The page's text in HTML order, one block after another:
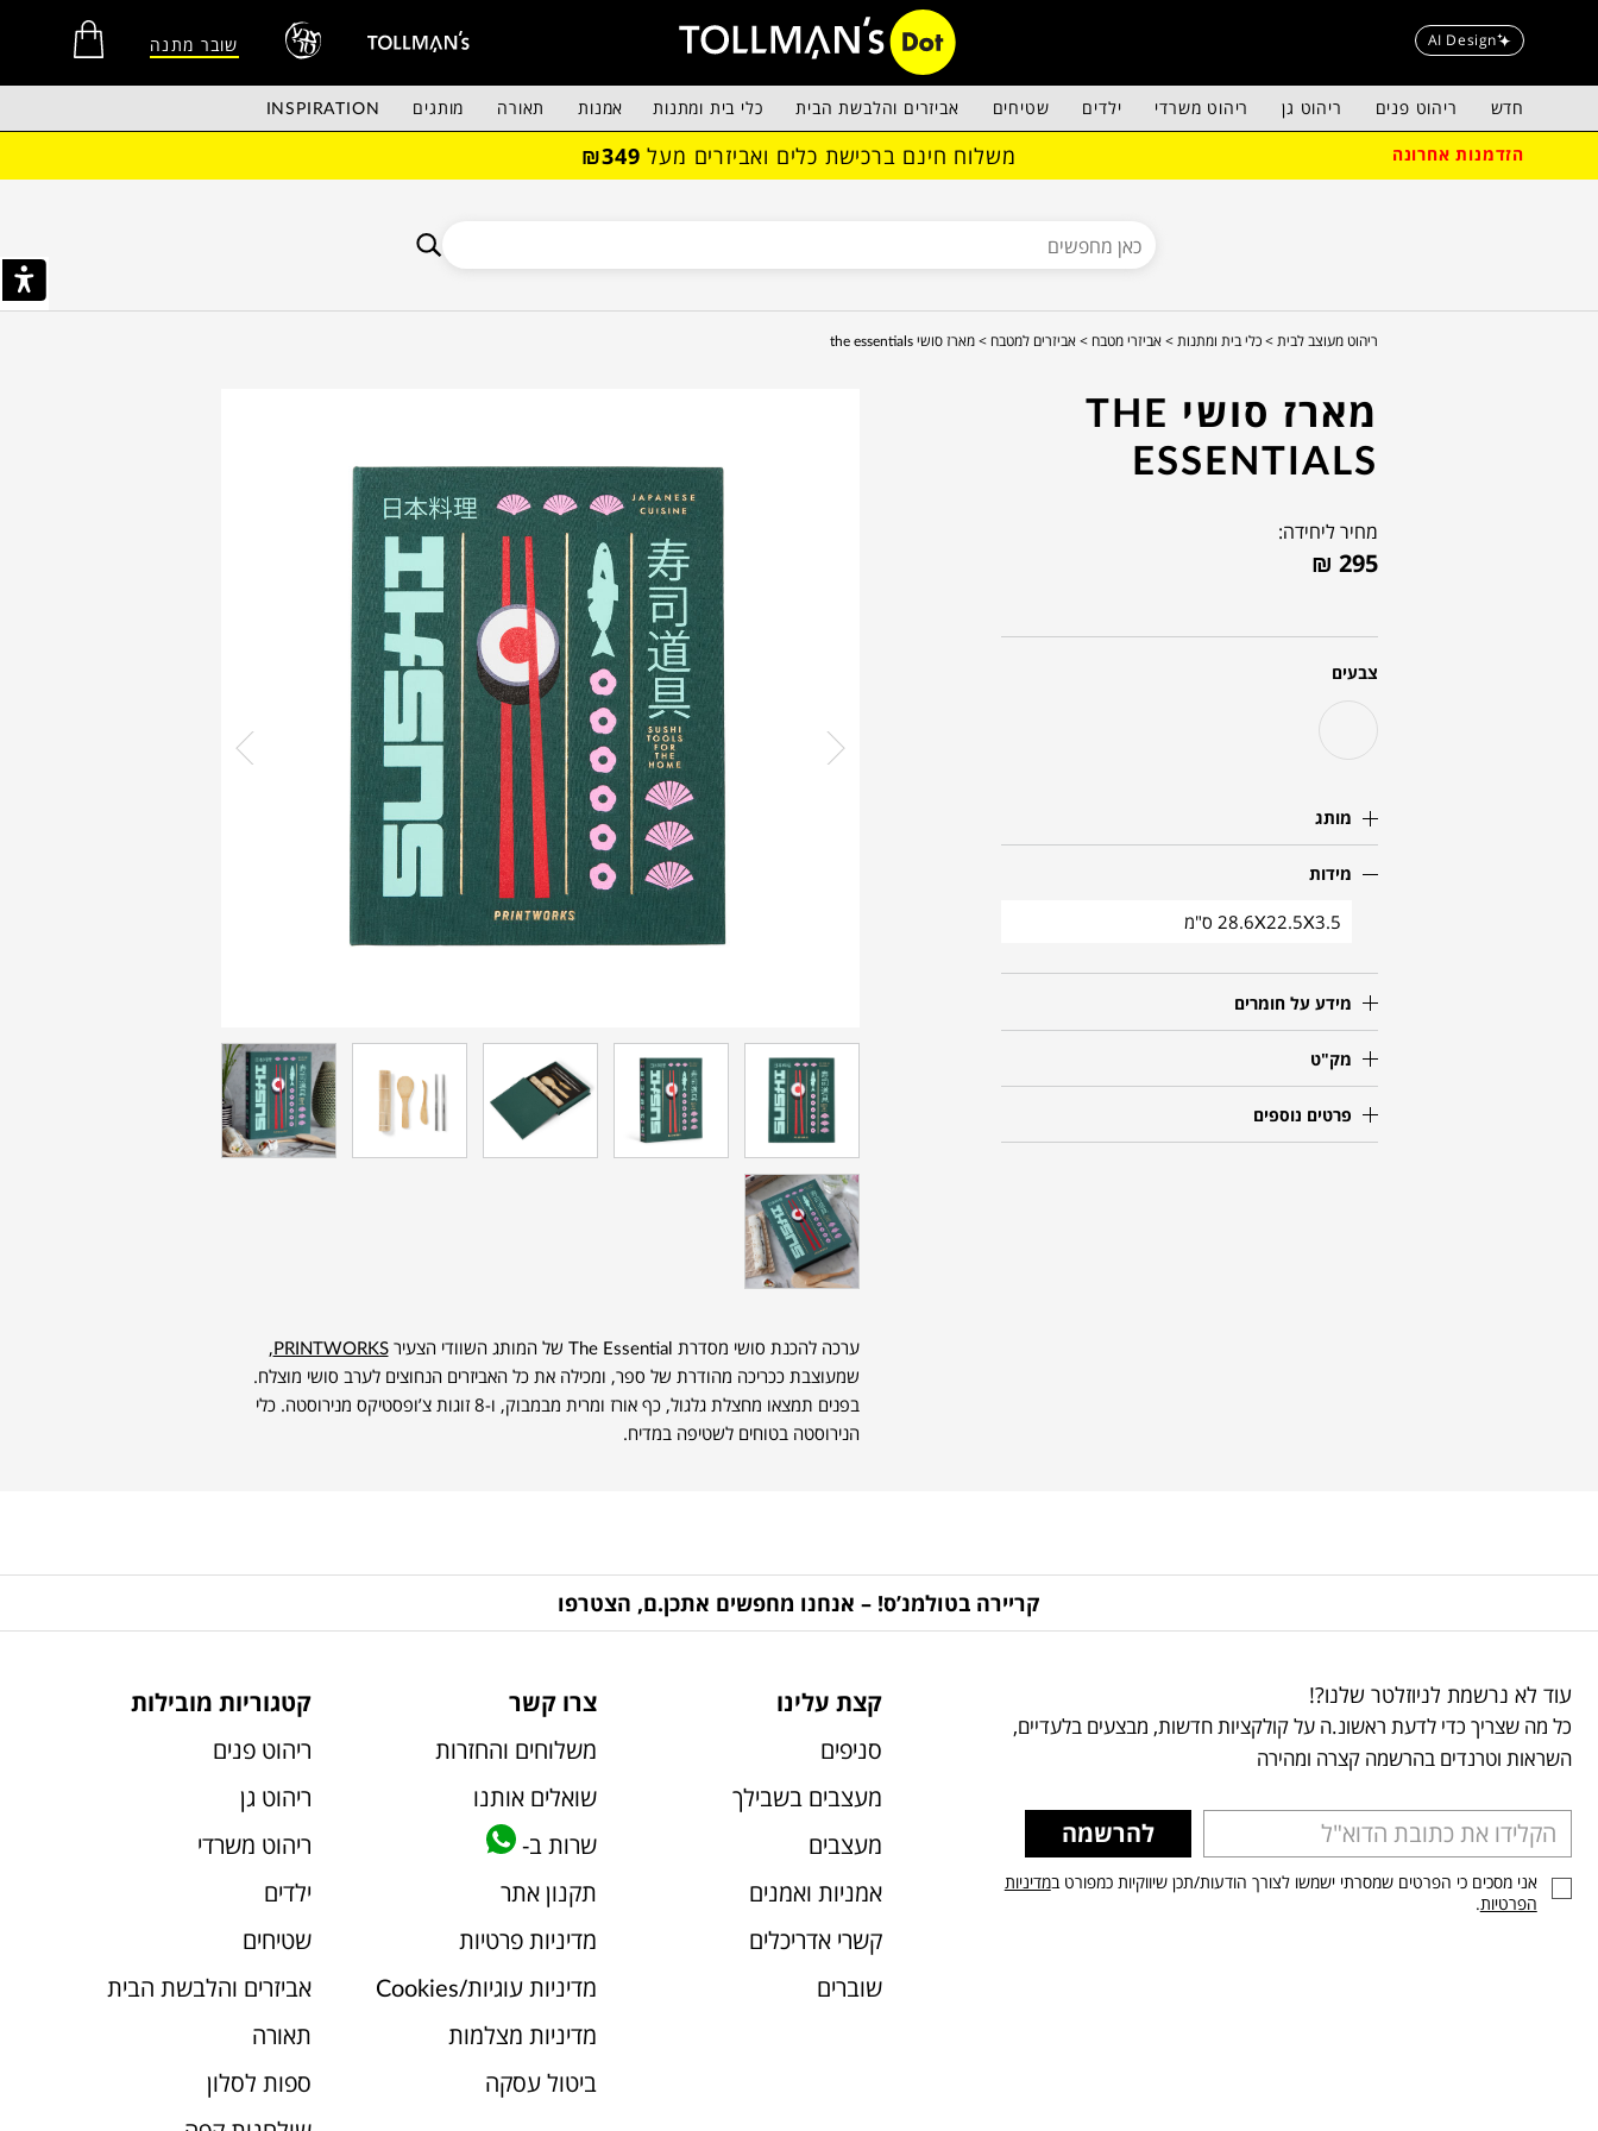
AI Design שובר מתנה
חדש ריהוט פנים ריהוט גן ריהוט משרדי ילדים שטיחים אביזרים והלבשת הבית כלי בית ומתנות אמנות תאורה מותגים INSPIRATION
הזדמנות אחרונה משלוח חינם ברכישת כלים ואביזרים מעל ₪349
ריהוט מעוצב לבית > כלי בית ומתנות > אביזרי מטבח > אביזרים למטבח > מארז סושי the essentials
מארז סושי THE
ESSENTIALS
מחיר ליחידה:
₪ 295
צבעים
מותג
מידות
28.6X22.5X3.5 ס"מ
מידע על חומרים
מק"ט
פרטים נוספים
ערכה להכנת סושי מסדרת The Essential של המותג השוודי הצעיר PRINTWORKS
,
שמעוצבת ככריכה מהודרת של ספר, ומכילה את כל האביזרים הנחוצים לערב סושי מוצלח.
בפנים תמצאו מחצלת גלגול, כף אורז ומרית מבמבוק, ו-8 זוגות צ’ופסטיקס מנירוסטה. כלי
הנירוסטה בטוחים לשטיפה במדיח.
קריירה בטולמנ’ס! – אנחנו מחפשים אתכן.ם, הצטרפו
עוד לא נרשמת לניוזלטר שלנו?!
כל מה שצריך כדי לדעת ראשונ.ה על קולקציות חדשות, מבצעים בלעדיים,
השראות וטרנדים בהרשמה קצרה ומהירה
להרשמה
אני מסכים כי הפרטים שמסרתי ישמשו לצורך הודעות/תכן שיווקיות כמפורט במדיניות
הפרטיות.
קצת עלינו
סניפים
מעצבים בשבילך
מעצבים
אמניות ואמנים
קשרי אדריכלים
שוברים
צרו קשר
משלוחים והחזרות
שואלים אותנו
שרות ב-
תקנון אתר
מדיניות פרטיות
מדיניות עוגיות/Cookies
מדיניות מצלמות
ביטול עסקה
קטגוריות מובילות
ריהוט פנים
ריהוט גן
ריהוט משרדי
ילדים
שטיחים
אביזרים והלבשת הבית
תאורה
ספות לסלון